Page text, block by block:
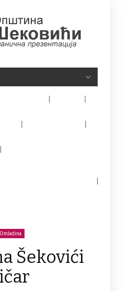
Omladina
Šekovići